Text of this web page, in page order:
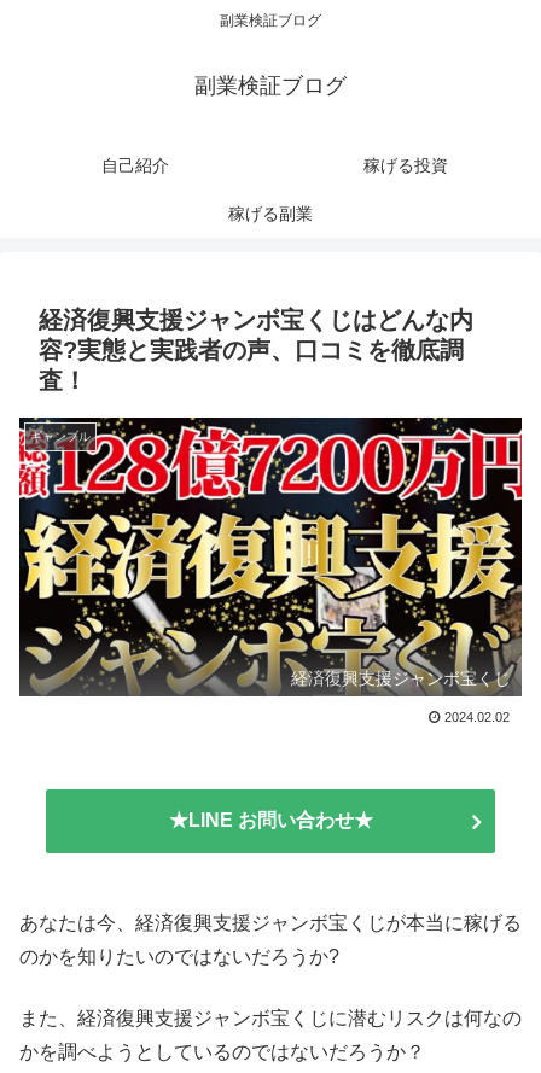
副業検証ブログ
副業検証ブログ
自己紹介 稼げる投資
稼げる副業
経済復興支援ジャンボ宝くじはどんな内
容?実態と実践者の声、口コミを徹底調
査！
ギャンブル
経済復興支援ジャンボ宝くじ
2024.02.02
★LINE お問い合わせ★
あなたは今、経済復興支援ジャンボ宝くじが本当に稼げる
のかを知りたいのではないだろうか?
また、経済復興支援ジャンボ宝くじに潜むリスクは何なの
かを調べようとしているのではないだろうか？